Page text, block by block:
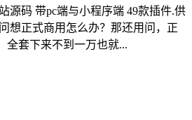
源码 带pc端与小程序端 49款插件.供
想正式商用怎么办？那还用问，正
全套下来不到一万也就...